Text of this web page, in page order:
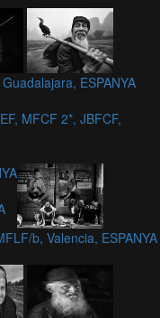
Guadalajara, ESPANYA
MFCF 2*, JBFCF,
b, Valencia, ESPANYA